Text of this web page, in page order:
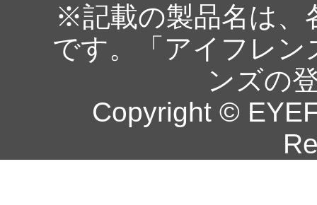
※記載の製品名は、
です。「アイフレ
ンズの
Copyright ©